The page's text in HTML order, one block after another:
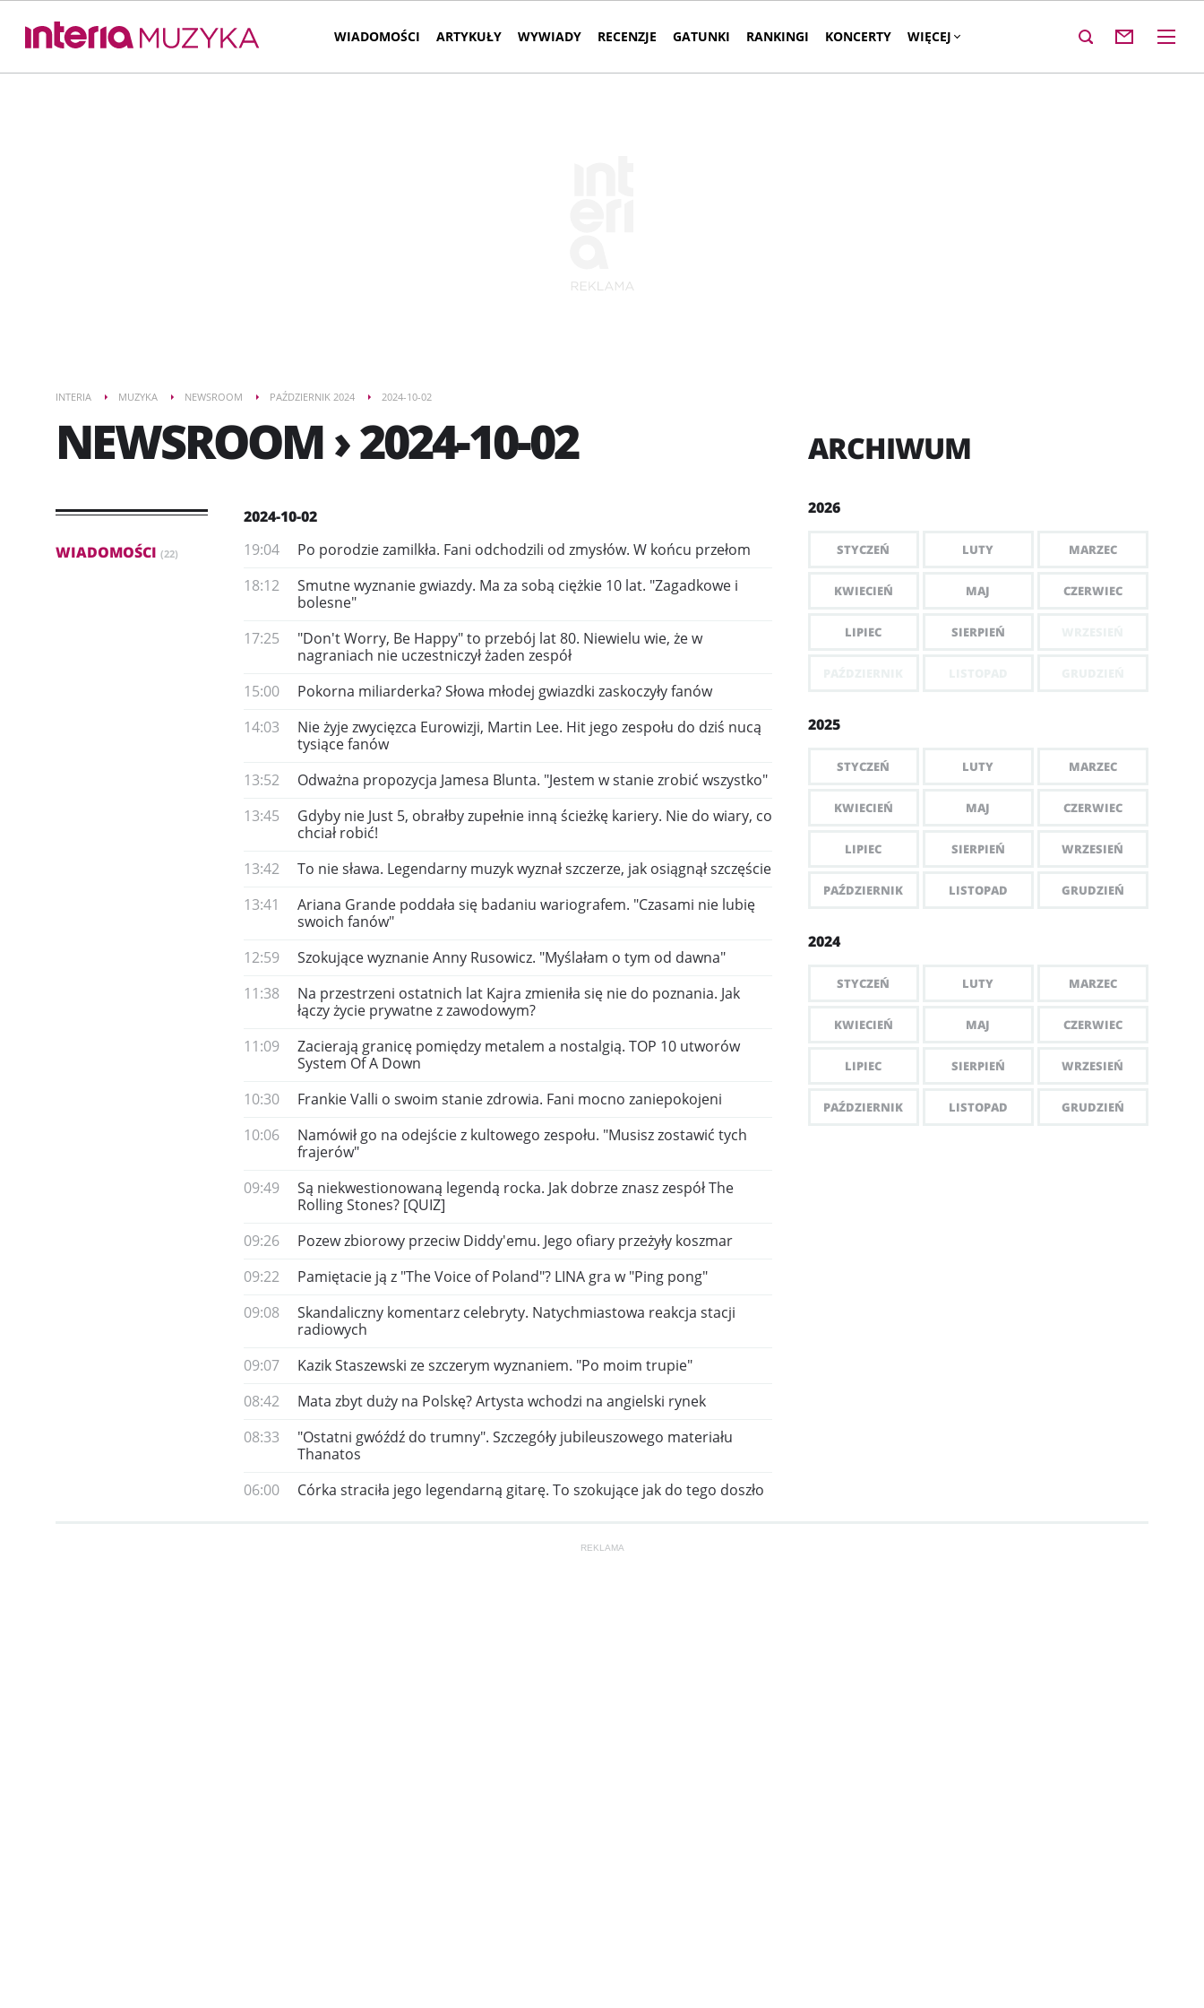
WIADOMOŚCI ARTYKUŁY WYWIADY RECENZJE GATUNKI RANKINGI KONCERTY WIĘCEJ
INTERIA MUZYKA NEWSROOM PAŹDZIERNIK 2024 2024-10-02
NEWSROOM › 2024-10-02
WIADOMOŚCI (22)
2024-10-02
19:04
Po porodzie zamilkła. Fani odchodzili od zmysłów. W końcu przełom
18:12
Smutne wyznanie gwiazdy. Ma za sobą ciężkie 10 lat. "Zagadkowe i
bolesne"
17:25
"Don't Worry, Be Happy" to przebój lat 80. Niewielu wie, że w
nagraniach nie uczestniczył żaden zespół
15:00
Pokorna miliarderka? Słowa młodej gwiazdki zaskoczyły fanów
14:03
Nie żyje zwycięzca Eurowizji, Martin Lee. Hit jego zespołu do dziś nucą
tysiące fanów
13:52
Odważna propozycja Jamesa Blunta. "Jestem w stanie zrobić wszystko"
13:45
Gdyby nie Just 5, obrałby zupełnie inną ścieżkę kariery. Nie do wiary, co
chciał robić!
13:42
To nie sława. Legendarny muzyk wyznał szczerze, jak osiągnął szczęście
13:41
Ariana Grande poddała się badaniu wariografem. "Czasami nie lubię
swoich fanów"
12:59
Szokujące wyznanie Anny Rusowicz. "Myślałam o tym od dawna"
11:38
Na przestrzeni ostatnich lat Kajra zmieniła się nie do poznania. Jak
łączy życie prywatne z zawodowym?
11:09
Zacierają granicę pomiędzy metalem a nostalgią. TOP 10 utworów
System Of A Down
10:30
Frankie Valli o swoim stanie zdrowia. Fani mocno zaniepokojeni
10:06
Namówił go na odejście z kultowego zespołu. "Musisz zostawić tych
frajerów"
09:49
Są niekwestionowaną legendą rocka. Jak dobrze znasz zespół The
Rolling Stones? [QUIZ]
09:26
Pozew zbiorowy przeciw Diddy'emu. Jego ofiary przeżyły koszmar
09:22
Pamiętacie ją z "The Voice of Poland"? LINA gra w "Ping pong"
09:08
Skandaliczny komentarz celebryty. Natychmiastowa reakcja stacji
radiowych
09:07
Kazik Staszewski ze szczerym wyznaniem. "Po moim trupie"
08:42
Mata zbyt duży na Polskę? Artysta wchodzi na angielski rynek
08:33
"Ostatni gwóźdź do trumny". Szczegóły jubileuszowego materiału
Thanatos
06:00
Córka straciła jego legendarną gitarę. To szokujące jak do tego doszło
ARCHIWUM
2026
STYCZEŃ LUTY MARZEC
KWIECIEŃ MAJ CZERWIEC
LIPIEC SIERPIEŃ
2025
STYCZEŃ LUTY MARZEC
KWIECIEŃ MAJ CZERWIEC
LIPIEC SIERPIEŃ WRZESIEŃ
PAŹDZIERNIK LISTOPAD GRUDZIEŃ
2024
STYCZEŃ LUTY MARZEC
KWIECIEŃ MAJ CZERWIEC
LIPIEC SIERPIEŃ WRZESIEŃ
PAŹDZIERNIK LISTOPAD GRUDZIEŃ
REKLAMA